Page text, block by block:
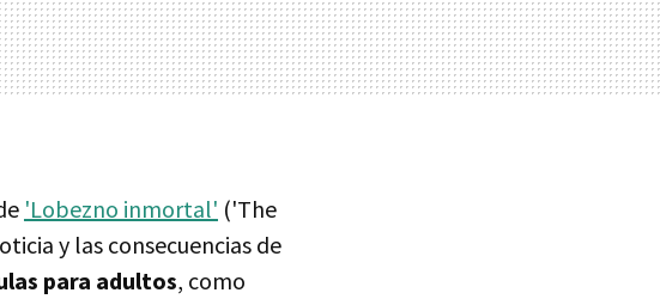
'Lobezno inmortal' ('The
y las consecuencias de
para adultos, como